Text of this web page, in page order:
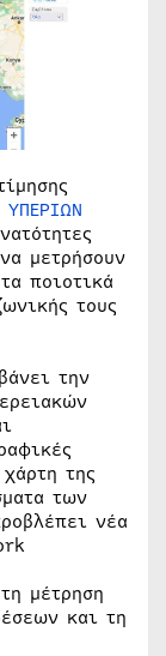
ΥΠΕΡΙΩΝ
μετρήσουν
ποιοτικά
τους
την
της
των
νέα
μέτρηση
και τη